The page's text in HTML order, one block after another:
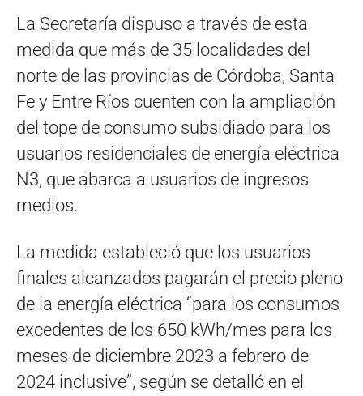
La Secretaría dispuso a través de esta
medida que más de 35 localidades del
norte de las provincias de Córdoba, Santa
Fe y Entre Ríos cuenten con la ampliación
del tope de consumo subsidiado para los
usuarios residenciales de energía eléctrica
N3, que abarca a usuarios de ingresos
medios.
La medida estableció que los usuarios
finales alcanzados pagarán el precio pleno
de la energía eléctrica “para los consumos
excedentes de los 650 kWh/mes para los
meses de diciembre 2023 a febrero de
2024 inclusive”, según se detalló en el